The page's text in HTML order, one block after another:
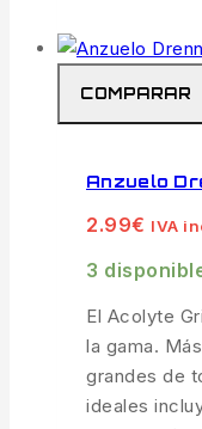
COMPARAR
Anzuelo
2.99€ IVA
3
El Acolyte
la gama.
grandes de
ideales